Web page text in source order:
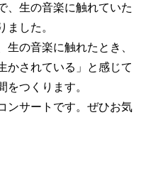
、生の音楽に触れていた
ました。
の音楽に触れたとき、
かされている」と感じて
をつくります。
ンサートです。ぜひお気